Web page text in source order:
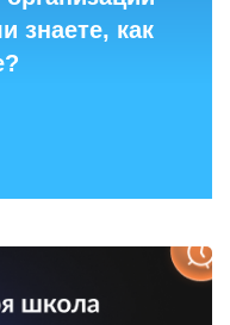
знаете, как